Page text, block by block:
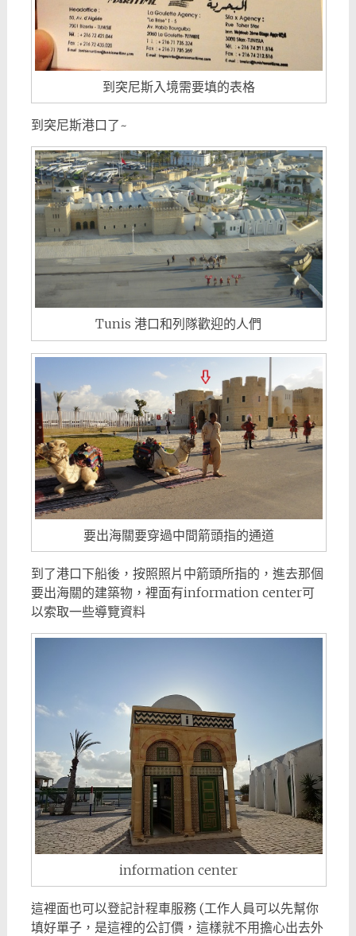
到突尼斯入境需要填的表格
到突尼斯港口了~
Tunis 港口和列隊歡迎的人們
要出海關要穿過中間箭頭指的通道
到了港口下船後，按照照片中箭頭所指的，進去那個
要出海關的建築物，裡面有information center可
以索取一些導覽資料
information center
這裡面也可以登記計程車服務 (工作人員可以先幫你
填好單子，是這裡的公訂價，這樣就不用擔心出去外